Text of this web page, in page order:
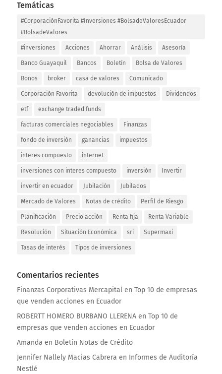
Temáticas
#CorporaciónFavorita #Inversiones #BolsadeValoresEcuador
#BolsadeValores
#inversiones Acciones Ahorrar Análisis Asesoría
Banco Guayaquil Bancos Boletín Bolsa de Valores
Bonos broker casa de valores Comunicado
Corporación Favorita devolución de impuestos Dividendos
etf exchange traded funds
facturas comerciales negociables Finanzas
fondo de inversión ganancias impuestos
interes compuesto internet
inversiones con interes compuesto inversión Invertir
invertir en ecuador Jubilación Jubilados
Mercado de Valores Notas de crédito Perfil de Riesgo
Planificación Precio acción Renta fija Renta Variable
Resolución Situación Económica sri Supermaxi
Tasas de interés Tipos de inversiones
Comentarios recientes
Finanzas Corporativas Mercapitalen Top 10 de empresas
que venden acciones en Ecuador
ROBERTT HOMERO BURBANO LLERENAen Top 10 de
empresas que venden acciones en Ecuador
Amanda en Boletín Notas de Crédito
Jennifer Nallely Macias Cabrera en Informes de Auditoría
Nestlé